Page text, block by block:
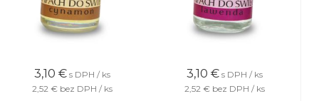
3,10 € s DPH / ks
2,52 € bez DPH / ks
3,10 € s DPH / ks
2,52 € bez DPH / ks